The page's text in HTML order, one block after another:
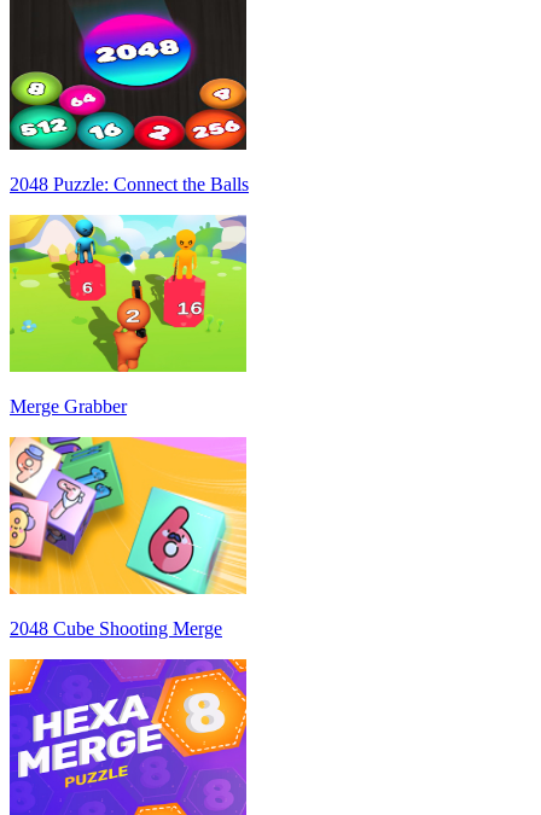
2048 Puzzle: Connect the Balls
Merge Grabber
2048 Cube Shooting Merge